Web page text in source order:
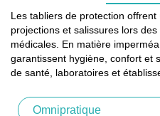
Les tabliers de protection
projections et salissures lors
médicales. En matière
garantissent hygiène, confort et
de santé, laboratoires et